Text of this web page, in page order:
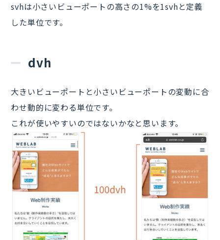
svhは小さいビューポートの高さの1%を1svhと定義
した単位です。
dvh
大きいビューポートと小さいビューポートの変動に合
わせ動的に変わる単位です。
これが使いやすいのではないかなと思います。